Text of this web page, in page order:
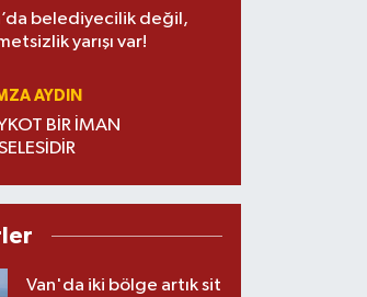
belediyecilik değil,
yarışı var!
AYDIN
BİR İMAN
Van'da iki bölge artık sit